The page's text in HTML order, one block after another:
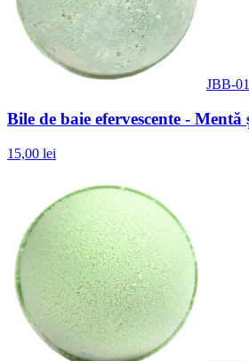
JBB-01
Bile de baie efervescente - Mentă
15,00 lei